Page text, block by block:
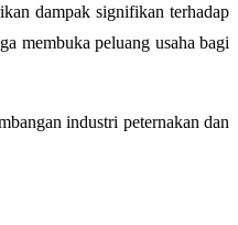
dampak signifikan terhadap
membuka peluang usaha bagi
industri peternakan dan